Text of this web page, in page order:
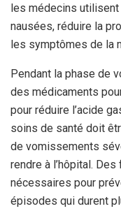
les médecins
nausées, réduire la
les symptômes de la
Pendant la phase de
des médicaments
pour réduire l’acide
soins de santé doit
de vomissements
rendre à l’hôpital.
nécessaires pour
épisodes qui durent